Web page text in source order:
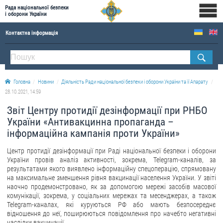
Рада національної безпеки
і оборони України
Контактна інформація
ПРО РНБОУ
Склад Ради національної безпеки і оборони України
Апарат Ради національної безпеки і оборони України
Історична довідка про діяльність Ради національної безпеки і оборони України
ОФІЦІЙНІ ДОКУМЕНТИ
ПРЕСЦЕНТР
Новини
Drone Deals
Фотогалерея
Відеогалерея
Головна Новини
Діяльність Ради національної безпеки і оборони України та її Апарату
28.10.2021, 14:59
Звіт Центру протидії дезінформації при РНБО
України «Антивакцинна пропаганда –
інформаційна кампанія проти України»
Центр протидії дезінформації при Раді національної безпеки і оборони
України провів аналіз активності, зокрема, Telegram-каналів, за
результатами якого виявлено інформаційну спецоперацію, спрямовану
на максимальне зменшення рівня вакцинації населення України. У звіті
наочно продемонстровано, як за допомогою мережі засобів масової
комунікації, зокрема, у соціальних мережах та месенджерах, а також
Telegram-каналах, які куруються РФ або мають безпосереднє
відношення до неї, поширюються повідомлення про начебто негативні